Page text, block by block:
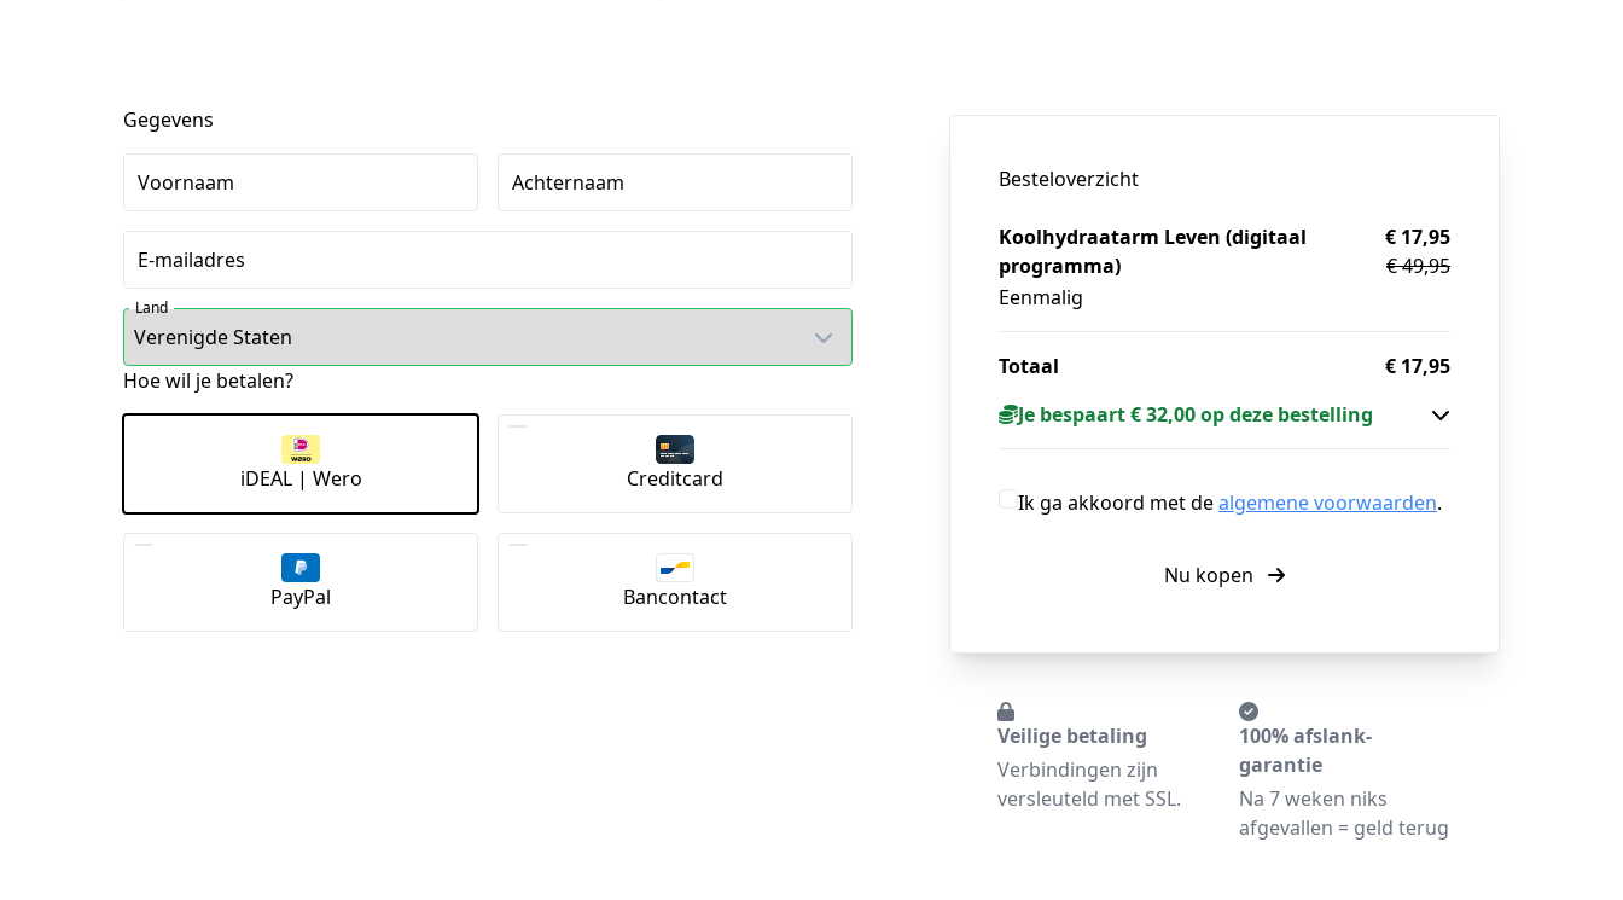
Gegevens
Voornaam Achternaam
E-mailadres
Land
Hoe wil je betalen?
iDEAL | Wero Creditcard
PayPal Bancontact
Besteloverzicht
Koolhydraatarm Leven (digitaal
programma)
Eenmalig
€ 17,95
€ 49,95
Totaal
€ 17,95
Je bespaart € 32,00 op deze bestelling
Ik ga akkoord met dealgemene voorwaarden.
Nu kopen
Veilige betaling
Verbindingen zijn
versleuteld met SSL.
100% afslank-
garantie
Na 7 weken niks
afgevallen = geld terug